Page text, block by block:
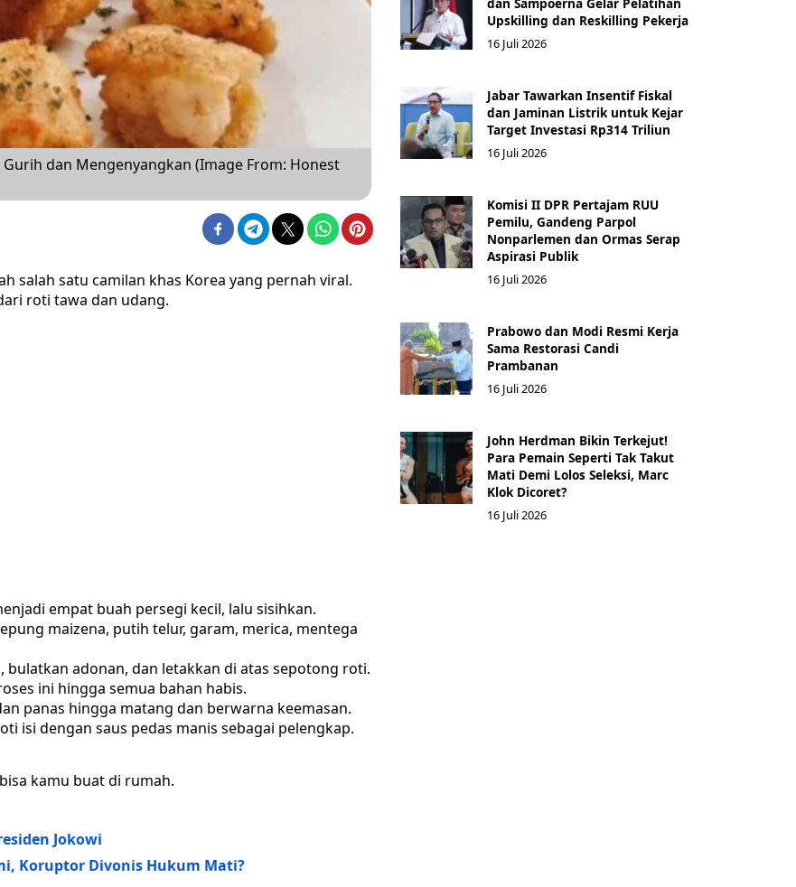
dan Mengenyangkan (Image From: Honest
salah satu camilan khas Korea yang pernah viral.
roti tawa dan udang.
empat buah persegi kecil, lalu sisihkan.
maizena, putih telur, garam, merica, mentega
adonan, dan letakkan di atas sepotong roti.
ini hingga semua bahan habis.
panas hingga matang dan berwarna keemasan.
isi dengan saus pedas manis sebagai pelengkap.
kamu buat di rumah.
Jokowi
Koruptor Divonis Hukum Mati?
Upskilling dan Reskilling Pekerja
16 Juli 2026
Jabar Tawarkan Insentif Fiskal
dan Jaminan Listrik untuk Kejar
Target Investasi Rp314 Triliun
16 Juli 2026
Komisi II DPR Pertajam RUU
Pemilu, Gandeng Parpol
Nonparlemen dan Ormas Serap
Aspirasi Publik
16 Juli 2026
Prabowo dan Modi Resmi Kerja
Sama Restorasi Candi
Prambanan
16 Juli 2026
John Herdman Bikin Terkejut!
Para Pemain Seperti Tak Takut
Mati Demi Lolos Seleksi, Marc
Klok Dicoret?
16 Juli 2026